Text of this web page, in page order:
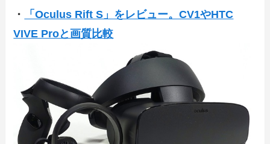
・
「Oculus Rift S」をレビュー。CV1やHTC
VIVE Proと画質比較